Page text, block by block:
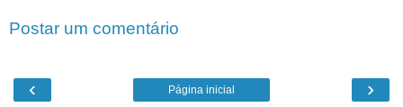
Postar um comentário
‹ ›
Página inicial